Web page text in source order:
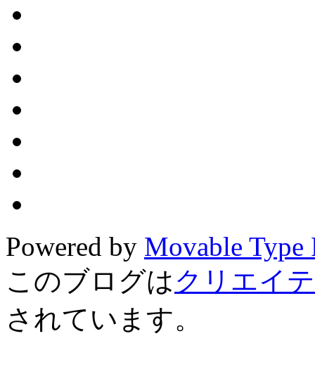
Powered by Movable Type
このブログはクリエイ
されています。